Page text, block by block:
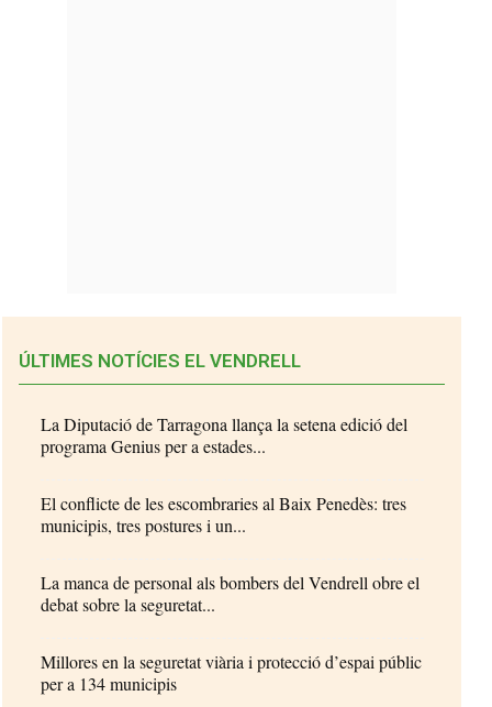
ÚLTIMES NOTÍCIES EL VENDRELL
La Diputació de Tarragona llança la setena edició del
programa Genius per a estades...
El conflicte de les escombraries al Baix Penedès: tres
municipis, tres postures i un...
La manca de personal als bombers del Vendrell obre el
debat sobre la seguretat...
Millores en la seguretat viària i protecció d’espai públic
per a 134 municipis